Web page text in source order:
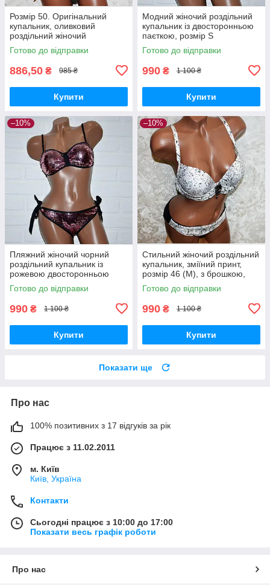
Розмір 50. Оригінальний
купальник, оливковий
роздільний жіночий
купальник, на зав'язках, з
пушапом
Готово до відправки
886,50 ₴ 985 ₴
Купити
Модний жіночий роздільний
купальник із двосторонньою
паєткою, розмір S
Готово до відправки
990 ₴ 1 100 ₴
Купити
–10%
Пляжний жіночий чорний
роздільний купальник із
рожевою двосторонньою
паєткою, розмір M
Готово до відправки
990 ₴ 1 100 ₴
Купити
–10%
Стильний жіночий роздільний
купальник, зміїний принт,
розмір 46 (M), з брошкою,
пушапом, труси сліпи
Готово до відправки
990 ₴ 1 100 ₴
Купити
Показати ще
Про нас
100% позитивних з 17 відгуків за рік
Працює з 11.02.2011
м. Київ
Київ, Україна
Контакти
Сьогодні працює з 10:00 до 17:00
Показати весь графік роботи
Про нас